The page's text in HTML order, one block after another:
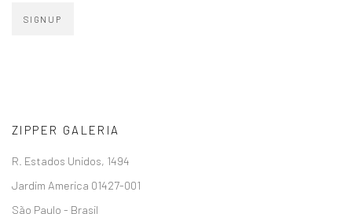
SIGNUP
ZIPPER GALERIA
R. Estados Unidos, 1494
Jardim America 01427-001
São Paulo - Brasil